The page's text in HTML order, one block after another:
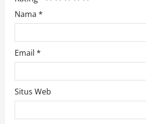
Nama *
Email *
Situs Web